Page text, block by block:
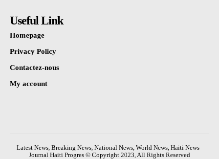
Useful Link
Homepage
Privacy Policy
Contactez-nous
My account
Latest News, Breaking News, National News, World News, Haiti News -
Journal Haiti Progres © Copyright 2023, All Rights Reserved